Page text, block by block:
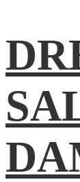
content